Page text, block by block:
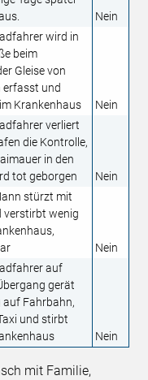
Nein
wird in
beim
Gleise von
erfasst und
Krankenhaus
Nein
verliert
die Kontrolle,
in den
tot geborgen
Nein
stürzt mit
verstirbt wenig
Nein
auf
gerät
auf Fahrbahn,
und stirbt
Nein
mit Familie,